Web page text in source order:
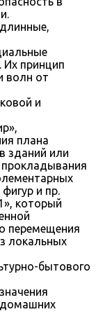
Их принцип
волн от
и
плана
зданий или
и пр.
который
перемещения
локальных
бытового
домашних